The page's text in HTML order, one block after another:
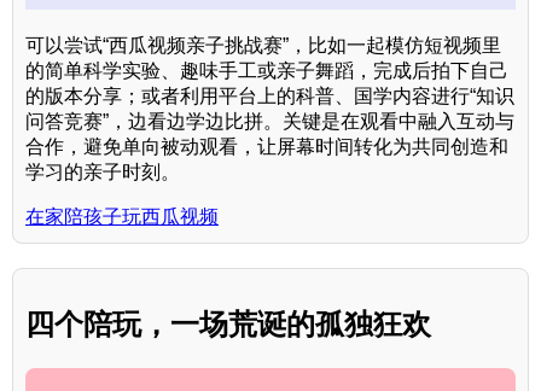
可以尝试“西瓜视频亲子挑战赛”，比如一起模仿短视频里
的简单科学实验、趣味手工或亲子舞蹈，完成后拍下自己
的版本分享；或者利用平台上的科普、国学内容进行“知识
问答竞赛”，边看边学边比拼。关键是在观看中融入互动与
合作，避免单向被动观看，让屏幕时间转化为共同创造和
学习的亲子时刻。
在家陪孩子玩西瓜视频
四个陪玩，一场荒诞的孤独狂欢